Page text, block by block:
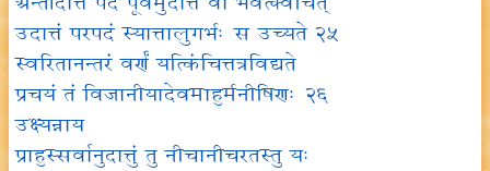
उदात्तं परपदं स्यात्तालुगर्भः स उच्यते २५
स्वरितानन्तरं वर्णं यत्किंचित्तत्रविद्यते
प्रचयं तं विजानीयादेवमाहुर्मनीषिणः २६
उक्ष्यन्नाय
प्राहुस्सर्वानुदात्तुं तु नीचानीचरतस्तु यः